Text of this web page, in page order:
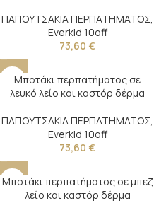
ΠΑΠΟΥΤΣΑΚΙΑ ΠΕΡΠΑΤΗΜΑΤΟΣ,
Everkid 10off
73,60 €
Μποτάκι περπατήματος σε
λευκό λείο και καστόρ δέρμα
ΠΑΠΟΥΤΣΑΚΙΑ ΠΕΡΠΑΤΗΜΑΤΟΣ,
Everkid 10off
73,60 €
Μποτάκι περπατήματος σε μπεζ
λείο και καστόρ δέρμα